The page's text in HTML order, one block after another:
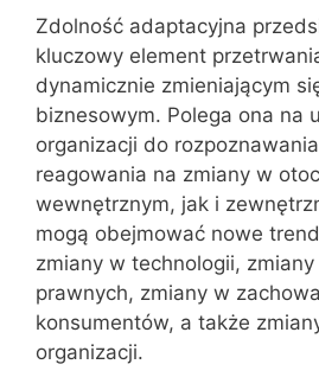
Zdolność adaptacyjna
kluczowy element
dynamicznie zmieniającym
biznesowym. Polega ona na
organizacji do
reagowania na zmiany w
wewnętrznym, jak i
mogą obejmować nowe
zmiany w technologii, zmiany
prawnych, zmiany w
konsumentów, a także
organizacji.